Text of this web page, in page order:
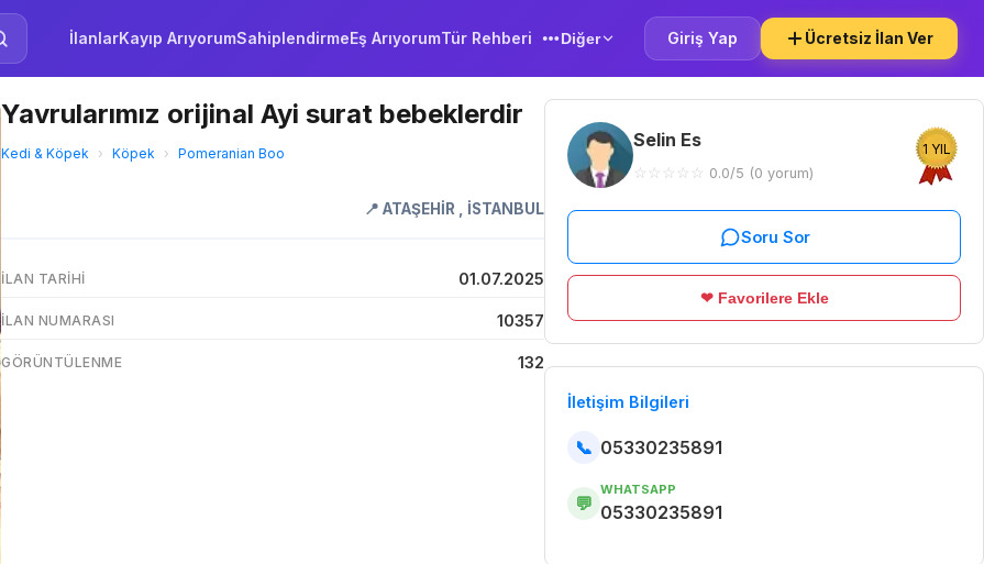
İlanlarKayıp ArıyorumSahiplendirmeEş ArıyorumTür Rehberi Diğer Giriş Yap Ücretsiz İlan Ver
Yavrularımız orijinal Ayi surat bebeklerdir
Kedi & Köpek › Köpek › Pomeranian Boo
📍 ATAŞEHİR İSTANBUL
İLAN TARIHI 01.07.2025
İLAN NUMARASI 10357
GÖRÜNTÜLENME 132
Selin Es
☆ ☆ ☆ ☆ ☆ 0.0/5 (0 yorum)
1 YIL
Soru Sor
❤ Favorilere Ekle
İletişim Bilgileri
📞 05330235891
💬
WHATSAPP
05330235891